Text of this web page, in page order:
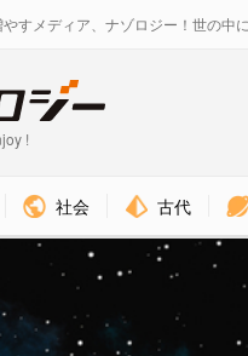
すメディア、ナゾロジー！世の中
!
社会 古代